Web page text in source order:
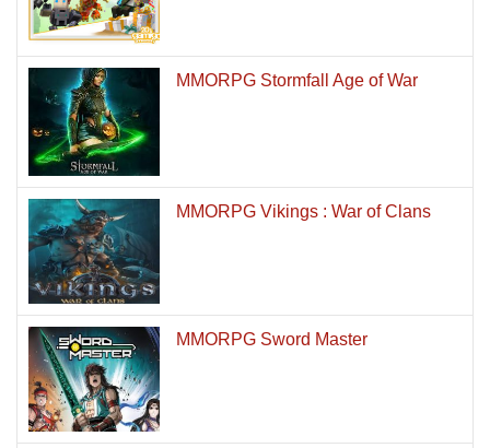
MMORPG Stormfall Age of War
MMORPG Vikings : War of Clans
MMORPG Sword Master